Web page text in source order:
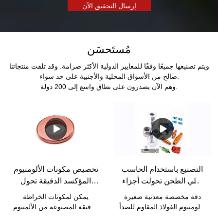
إرسال التحقيق الآن
مُستَحسَن
ويتم تصنيعها جميعًا وفقًا للمعايير الدولية الأكثر صرامة. وقد تلقت منتجاتنا
صالح من الأسواق المحلية والأجنبية على حد سواء.
وهم الآن يصدرون على نطاق واسع إلى 200 دولة.
تخصيص مكونات الألومنيوم
المؤكسد الدقيقة تحول
أجزاء CNC - Bergek CNC
يمكن لمكونات الخراطة
الدقيقة المصنوعة من الألمنيوم
التصنيع باستخدام الحاسب
الآلي الطحن تحولت أجزاء
الأولي
دقة مخصصة معدنية صغيرة
الألومنيوم الفولاذ المقاوم للصدأ